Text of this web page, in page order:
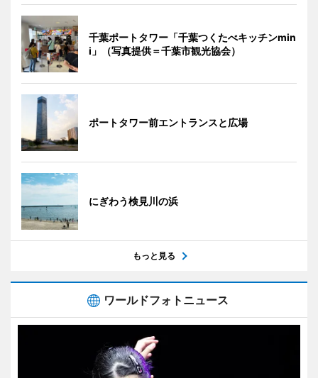
千葉ポートタワー「千葉つくたべキッチンmin
i」（写真提供＝千葉市観光協会）
ポートタワー前エントランスと広場
にぎわう検見川の浜
もっと見る
ワールドフォトニュース